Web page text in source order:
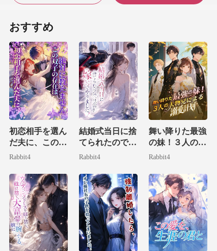
ールズ
俺を
おすすめ
初恋相手を選ん
だ夫に、この双
子の存在は絶対
Rabbit4
結婚式当日に捨
てられたので、
そいつの宿敵に
た！
Rabbit4
舞い降りた最強
の妹！３人の大
物兄による溺愛
Rabbit4